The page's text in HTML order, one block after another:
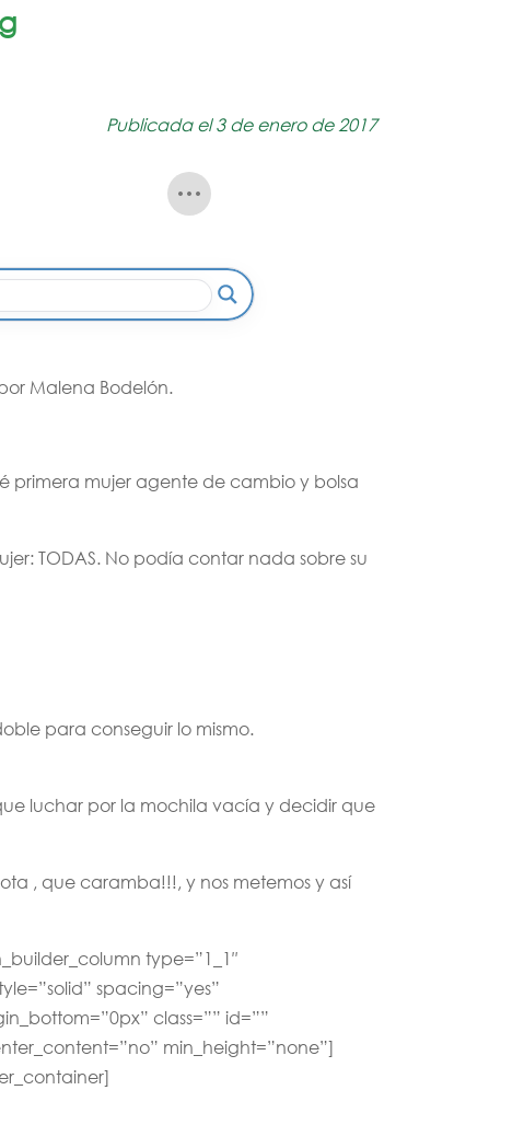
Publicada el 3 de enero de 2017
Malena Bodelón.
primera mujer agente de cambio y bolsa
TODAS. No podía contar nada sobre su
para conseguir lo mismo.
luchar por la mochila vacía y decidir que
, que caramba!!!, y nos metemos y así
type=”1_1″
spacing=”yes”
class=”” id=””
min_height=”none”]